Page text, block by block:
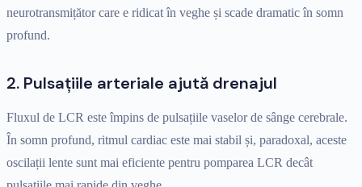
neurotransmițător care e ridicat în veghe și scade dramatic în somn
profund.
2. Pulsațiile arteriale ajută drenajul
Fluxul de LCR este împins de pulsațiile vaselor de sânge cerebrale.
În somn profund, ritmul cardiac este mai stabil și, paradoxal, aceste
oscilații lente sunt mai eficiente pentru pomparea LCR decât